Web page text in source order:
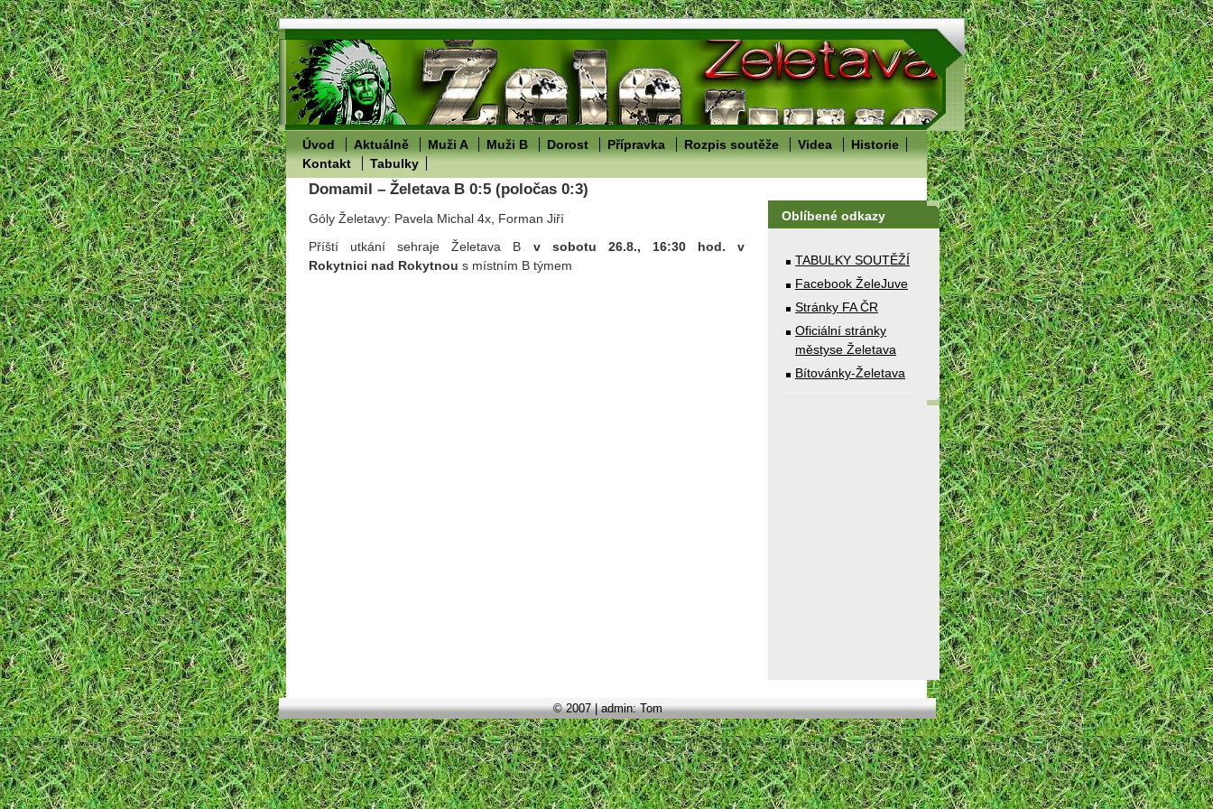
Úvod Aktuálně Muži A Muži B Dorost Přípravka Rozpis soutěže Videa
Historie
Kontakt
Tabulky
Oblíbené odkazy
TABULKY SOUTĚŽÍ
Facebook ŽeleJuve
Stránky FA ČR
Oficiální stránky
městyse Želetava
Bítovánky-Želetava
Domamil – Želetava B 0:5 (poločas 0:3)
Góly Želetavy: Pavela Michal 4x, Forman Jiří
Příští utkání sehraje Želetava B v sobotu 26.8., 16:30 hod. v
Rokytnici nad Rokytnou s místním B týmem
© 2007 | admin: Tom